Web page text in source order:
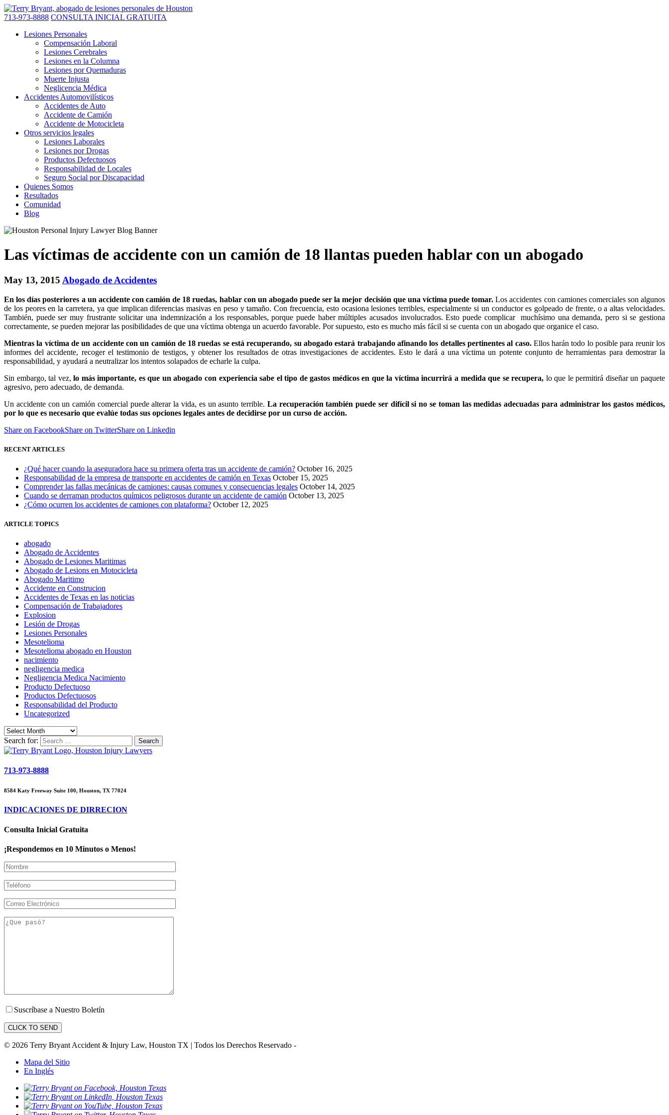
713-973-8888 CONSULTA INICIAL GRATUITA
Lesiones Personales
Compensación Laboral
Lesiones Cerebrales
Lesiones en la Columna
Lesiones por Quemaduras
Muerte Injusta
Neglicencia Médica
Accidentes Automovilísticos
Accidentes de Auto
Accidente de Camión
Accidente de Motocicleta
Otros servicios legales
Lesiones Laborales
Lesiones por Drogas
Productos Defectuosos
Responsabilidad de Locales
Seguro Social por Discapacidad
Quienes Somos
Resultados
Comunidad
Blog
Las víctimas de accidente con un camión de 18 llantas pueden hablar con un abogado
May 13, 2015 Abogado de Accidentes
En los días posteriores a un accidente con camión de 18 ruedas, hablar con un abogado puede ser la mejor decisión que una víctima puede tomar. Los accidentes con camiones comerciales son algunos
de los peores en la carretera, ya que implican diferencias masivas en peso y tamaño. Con frecuencia, esto ocasiona lesiones terribles, especialmente si un conductor es golpeado de frente, o a altas velocidades.
También, puede ser muy frustrante solicitar una indemnización a los responsables, porque puede haber múltiples acusados involucrados. Esto puede complicar muchísimo una demanda, pero si se gestiona
correctamente, se pueden mejorar las posibilidades de que una víctima obtenga un acuerdo favorable. Por supuesto, esto es mucho más fácil si se cuenta con un abogado que organice el caso.
Mientras la víctima de un accidente con un camión de 18 ruedas se está recuperando, su abogado estará trabajando afinando los detalles pertinentes al caso.Ellos harán todo lo posible para reunir los
informes del accidente, recoger el testimonio de testigos, y obtener los resultados de otras investigaciones de accidentes. Esto le dará a una víctima un potente conjunto de herramientas para demostrar la
responsabilidad, y ayudará a neutralizar los intentos solapados de echarle la culpa.
Sin embargo, tal vez,lo más importante, es que un abogado con experiencia sabe el tipo de gastos médicos en que la víctima incurrirá a medida que se recupera, lo que le permitirá diseñar un paquete
agresivo, pero adecuado, de demanda.
Un accidente con un camión comercial puede alterar la vida, es un asunto terrible. La recuperación también puede ser difícil si no se toman las medidas adecuadas para administrar los gastos médicos,
por lo que es necesario que evalúe todas sus opciones legales antes de decidirse por un curso de acción.
Share on FacebookShare on TwitterShare on Linkedin
RECENT ARTICLES
¿Qué hacer cuando la aseguradora hace su primera oferta tras un accidente de camión? October 16, 2025
Responsabilidad de la empresa de transporte en accidentes de camión en Texas October 15, 2025
Comprender las fallas mecánicas de camiones: causas comunes y consecuencias legales October 14, 2025
Cuando se derraman productos químicos peligrosos durante un accidente de camión October 13, 2025
¿Cómo ocurren los accidentes de camiones con plataforma? October 12, 2025
ARTICLE TOPICS
abogado
Abogado de Accidentes
Abogado de Lesiones Maritimas
Abogado de Lesions en Motocicleta
Abogado Maritimo
Accidente en Construcion
Accidentes de Texas en las noticias
Compensación de Trabajadores
Explosion
Lesión de Drogas
Lesiones Personales
Mesotelioma
Mesotelioma abogado en Houston
nacimiento
negligencia medica
Negligencia Medica Nacimiento
Producto Defectuoso
Productos Defectuosos
Responsabilidad del Producto
Uncategorized
Search for:
713-973-8888
8584 Katy Freeway Suite 100, Houston, TX 77024
INDICACIONES DE DIRRECION
Consulta Inicial Gratuita
¡Respondemos en 10 Minutos o Menos!
Suscríbase a Nuestro Boletín
© 2026 Terry Bryant Accident & Injury Law, Houston TX | Todos los Derechos Reservado -
Mapa del Sitio
En Inglés